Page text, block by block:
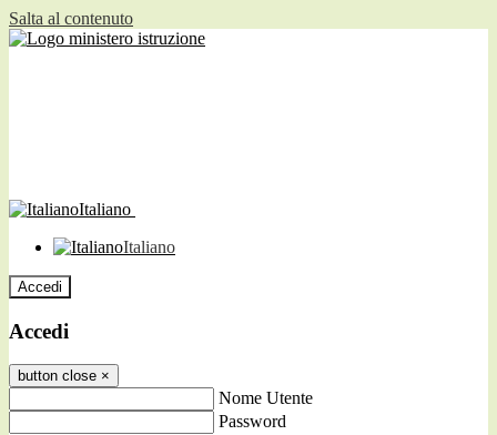
Salta al contenuto
Italiano
Italiano
Accedi
Accedi
button close ×
Nome Utente
Password